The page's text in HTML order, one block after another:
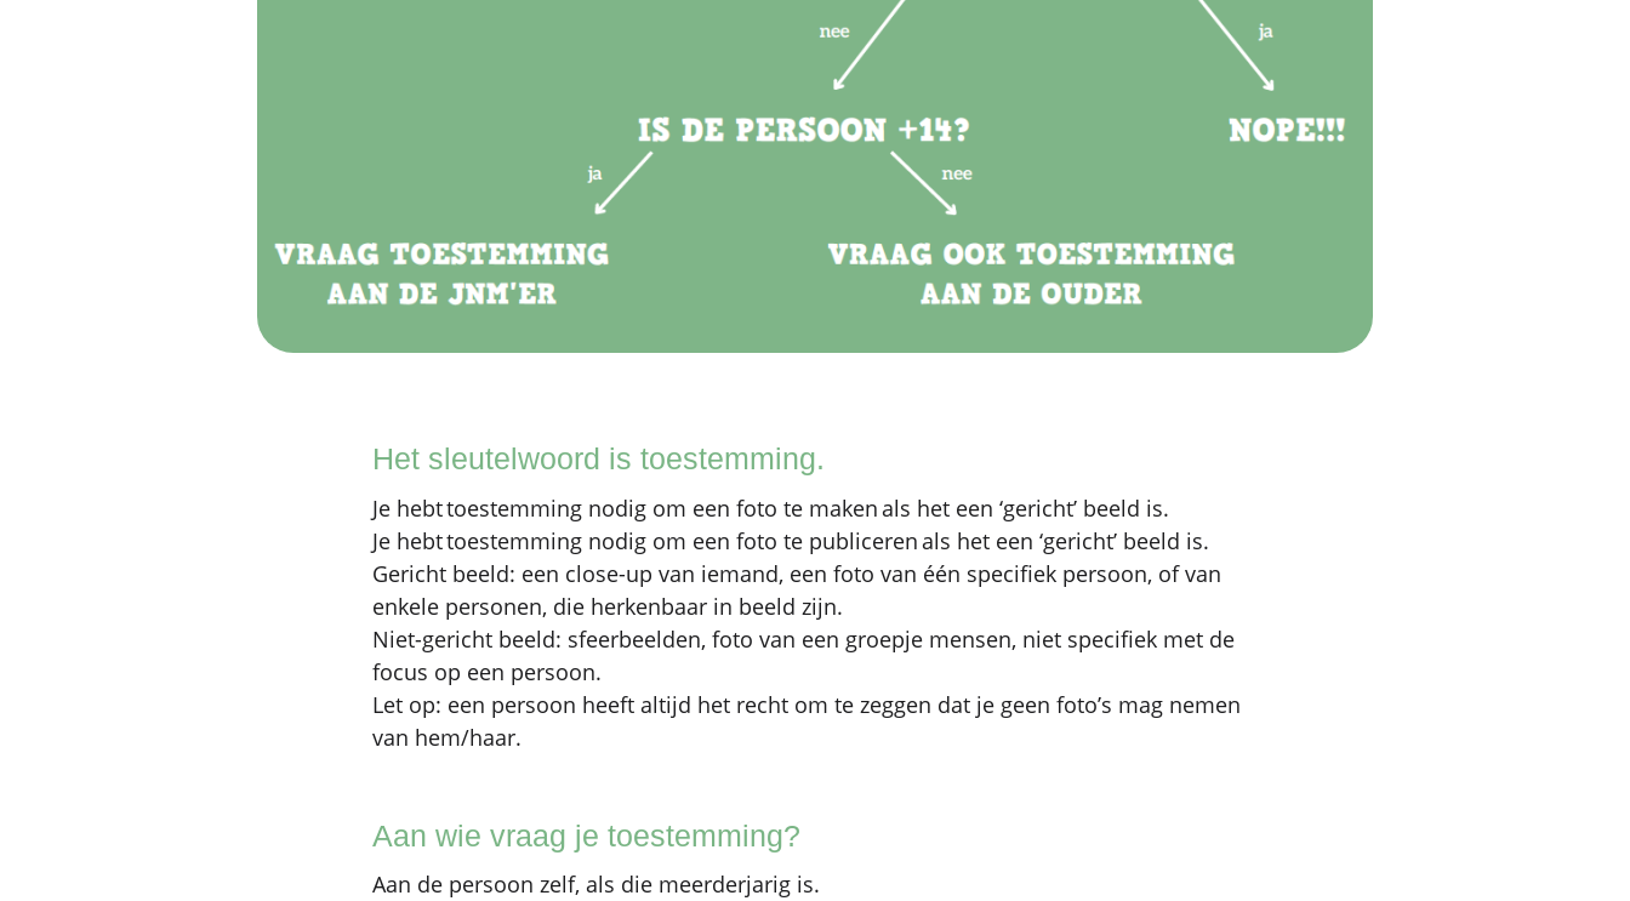
Het sleutelwoord is toestemming.
Je hebt toestemming nodig om een foto te maken als het een ‘gericht’ beeld is.
Je hebt toestemming nodig om een foto te publiceren als het een ‘gericht’ beeld is.
Gericht beeld: een close-up van iemand, een foto van één specifiek persoon, of van
enkele personen, die herkenbaar in beeld zijn.
Niet-gericht beeld: sfeerbeelden, foto van een groepje mensen, niet specifiek met de
focus op een persoon.
Let op: een persoon heeft altijd het recht om te zeggen dat je geen foto’s mag nemen
van hem/haar.
Aan wie vraag je toestemming?
Aan de persoon zelf, als die meerderjarig is.